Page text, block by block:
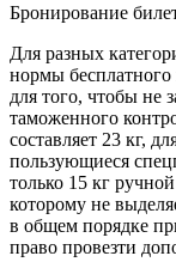
Бронирование
Для разных
нормы бесплатного
для того, чтобы не
таможенного
составляет 23 кг,
пользующиеся
только 15 кг
которому не
в общем порядке
право провезти